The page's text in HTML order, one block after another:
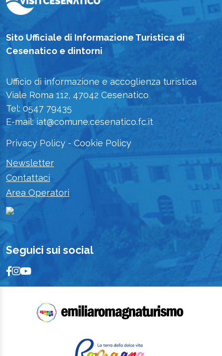
Sito Ufficiale di Informazione Turistica di
Cesenatico e dintorni
Ufficio di informazione e accoglienza turistica
Viale Roma 112, 47042 Cesenatico
Tel: 0547 79435
E-mail: iat@comune.cesenatico.fc.it
Privacy Policy - Cookie Policy
Newsletter
Contattaci
Area Operatori
Seguici sui social